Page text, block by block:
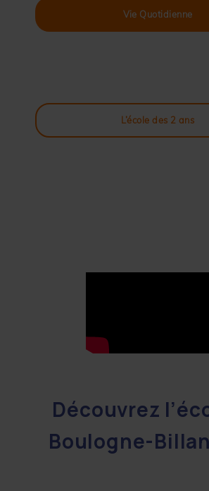
Vie Quotidienne
L’école des 2 ans
Découvrez
Boulogne-